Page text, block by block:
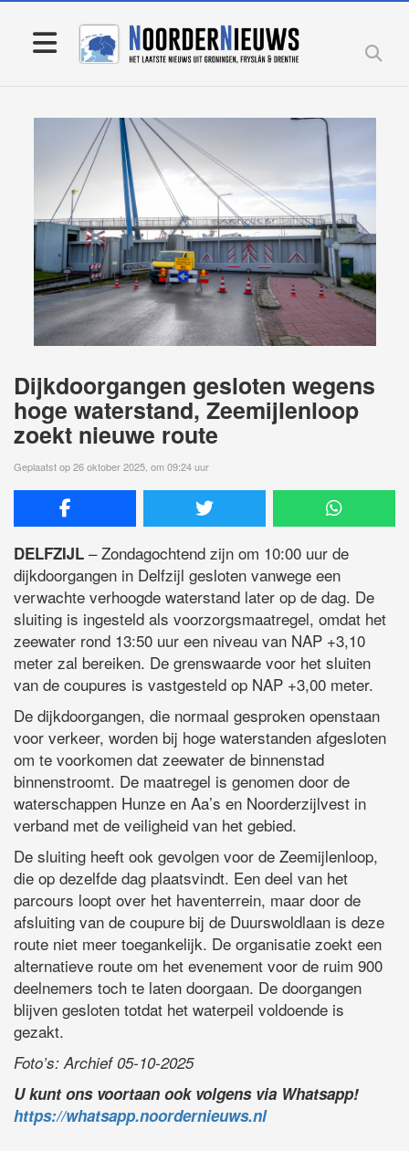
Dijkdoorgangen gesloten wegens
hoge waterstand, Zeemijlenloop
zoekt nieuwe route
Geplaatst op 26 oktober 2025, om 09:24 uur
DELFZIJL – Zondagochtend zijn om 10:00 uur de
dijkdoorgangen in Delfzijl gesloten vanwege een
verwachte verhoogde waterstand later op de dag. De
sluiting is ingesteld als voorzorgsmaatregel, omdat het
zeewater rond 13:50 uur een niveau van NAP +3,10
meter zal bereiken. De grenswaarde voor het sluiten
van de coupures is vastgesteld op NAP +3,00 meter.
De dijkdoorgangen, die normaal gesproken openstaan
voor verkeer, worden bij hoge waterstanden afgesloten
om te voorkomen dat zeewater de binnenstad
binnenstroomt. De maatregel is genomen door de
waterschappen Hunze en Aa’s en Noorderzijlvest in
verband met de veiligheid van het gebied.
De sluiting heeft ook gevolgen voor de Zeemijlenloop,
die op dezelfde dag plaatsvindt. Een deel van het
parcours loopt over het haventerrein, maar door de
afsluiting van de coupure bij de Duurswoldlaan is deze
route niet meer toegankelijk. De organisatie zoekt een
alternatieve route om het evenement voor de ruim 900
deelnemers toch te laten doorgaan. De doorgangen
blijven gesloten totdat het waterpeil voldoende is
gezakt.
Foto’s: Archief 05-10-2025
U kunt ons voortaan ook volgens via Whatsapp!
https://whatsapp.noordernieuws.nl